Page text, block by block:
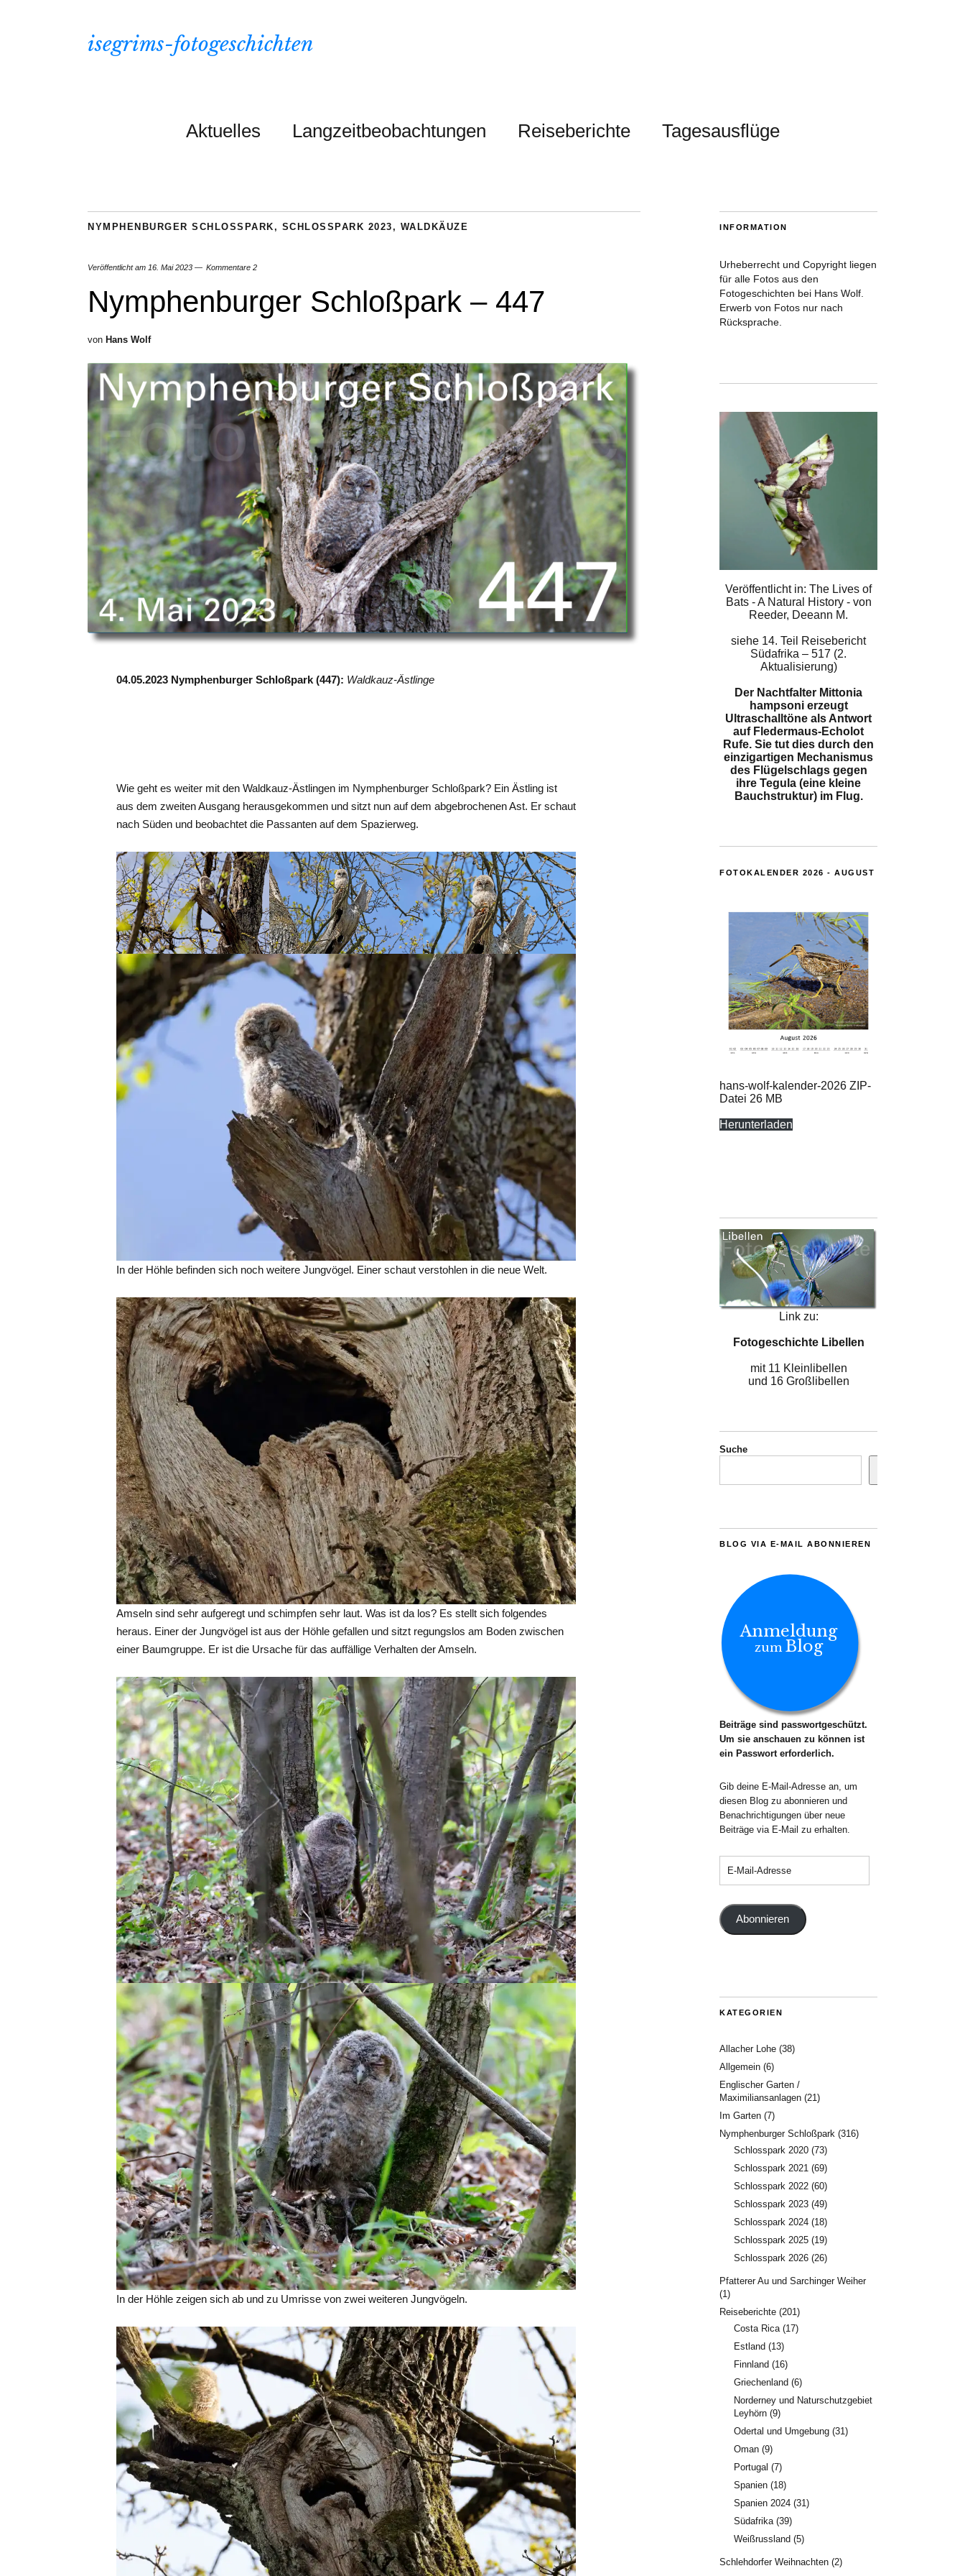
isegrims-fotogeschichten
Aktuelles Langzeitbeobachtungen Reiseberichte Tagesausflüge
NYMPHENBURGER SCHLOSSPARK , SCHLOSSPARK 2023 , WALDKÄUZE
Veröffentlicht am 16. Mai 2023 Kommentare 2
Nymphenburger Schloßpark – 447
von Hans Wolf
04.05.2023 Nymphenburger Schloßpark (447): Waldkauz-Ästlinge
Wie geht es weiter mit den Waldkauz-Ästlingen im Nymphenburger Schloßpark? Ein Ästling ist
aus dem zweiten Ausgang herausgekommen und sitzt nun auf dem abgebrochenen Ast. Er schaut
nach Süden und beobachtet die Passanten auf dem Spazierweg.
In der Höhle befinden sich noch weitere Jungvögel. Einer schaut verstohlen in die neue Welt.
Amseln sind sehr aufgeregt und schimpfen sehr laut. Was ist da los? Es stellt sich folgendes
heraus. Einer der Jungvögel ist aus der Höhle gefallen und sitzt regungslos am Boden zwischen
einer Baumgruppe. Er ist die Ursache für das auffällige Verhalten der Amseln.
In der Höhle zeigen sich ab und zu Umrisse von zwei weiteren Jungvögeln.
INFORMATION
Urheberrecht und Copyright liegen
für alle Fotos aus den
Fotogeschichten bei Hans Wolf.
Erwerb von Fotos nur nach
Rücksprache.
Veröffentlicht in: The Lives of
Bats - A Natural History - von
Reeder, Deeann M.
siehe 14. Teil Reisebericht
Südafrika – 517 (2.
Aktualisierung)
Der Nachtfalter Mittonia
hampsoni erzeugt
Ultraschalltöne als Antwort
auf Fledermaus-Echolot
Rufe. Sie tut dies durch den
einzigartigen Mechanismus
des Flügelschlags gegen
ihre Tegula (eine kleine
Bauchstruktur) im Flug.
FOTOKALENDER 2026 - AUGUST
hans-wolf-kalender-2026 ZIP-
Datei 26 MB
Herunterladen
Link zu:
Fotogeschichte Libellen
mit 11 Kleinlibellen
und 16 Großlibellen
Suche
BLOG VIA E-MAIL ABONNIEREN
Anmeldung
zum Blog
Beiträge sind passwortgeschützt.
Um sie anschauen zu können ist
ein Passwort erforderlich.
Gib deine E-Mail-Adresse an, um
diesen Blog zu abonnieren und
Benachrichtigungen über neue
Beiträge via E-Mail zu erhalten.
Abonnieren
KATEGORIEN
Allacher Lohe (38)
Allgemein (6)
Englischer Garten /
Maximiliansanlagen (21)
Im Garten (7)
Nymphenburger Schloßpark (316)
Schlosspark 2020 (73)
Schlosspark 2021 (69)
Schlosspark 2022 (60)
Schlosspark 2023 (49)
Schlosspark 2024 (18)
Schlosspark 2025 (19)
Schlosspark 2026 (26)
Pfatterer Au und Sarchinger Weiher
(1)
Reiseberichte (201)
Costa Rica(17)
Estland (13)
Finnland (16)
Griechenland (6)
Norderney und Naturschutzgebiet
Leyhörn (9)
Odertal und Umgebung (31)
Oman (9)
Portugal (7)
Spanien (18)
Spanien 2024 (31)
Südafrika(39)
Weißrussland (5)
Schlehdorfer Weihnachten (2)